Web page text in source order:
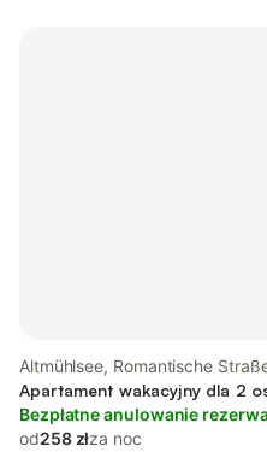
Altmühlsee, Romantische
Apartament wakacyjny dla 2
Bezpłatne anulowanie
od258 złza noc